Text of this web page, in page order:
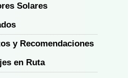
Solares
y Recomendaciones
en Ruta